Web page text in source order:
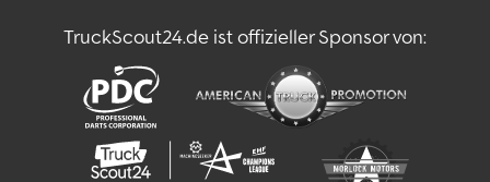
TruckScout24.de ist offizieller Sponsor von: